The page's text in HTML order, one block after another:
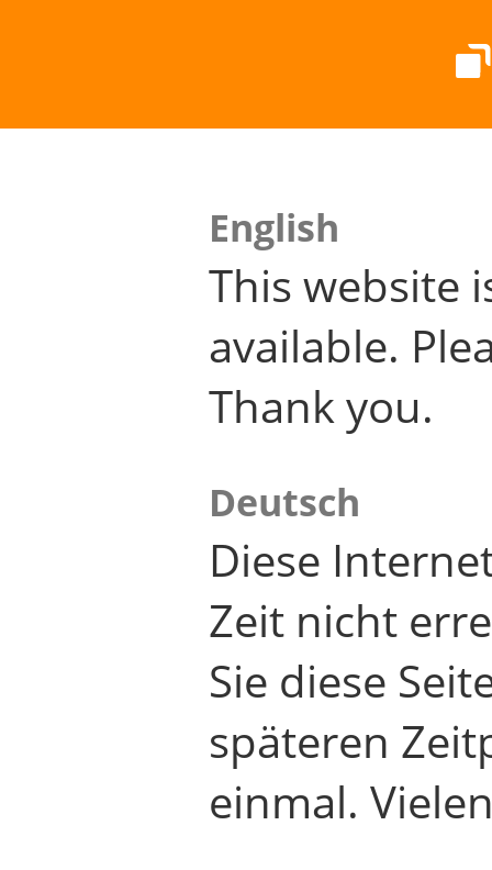
English
This website
available.
Thank you.
Deutsch
Diese
Zeit nicht
Sie diese
späteren
einmal.